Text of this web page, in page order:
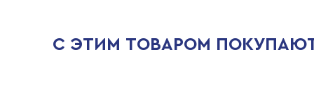
С ЭТИМ ТОВАРОМ